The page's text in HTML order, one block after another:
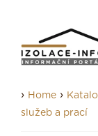
› Home ›
služeb a prací